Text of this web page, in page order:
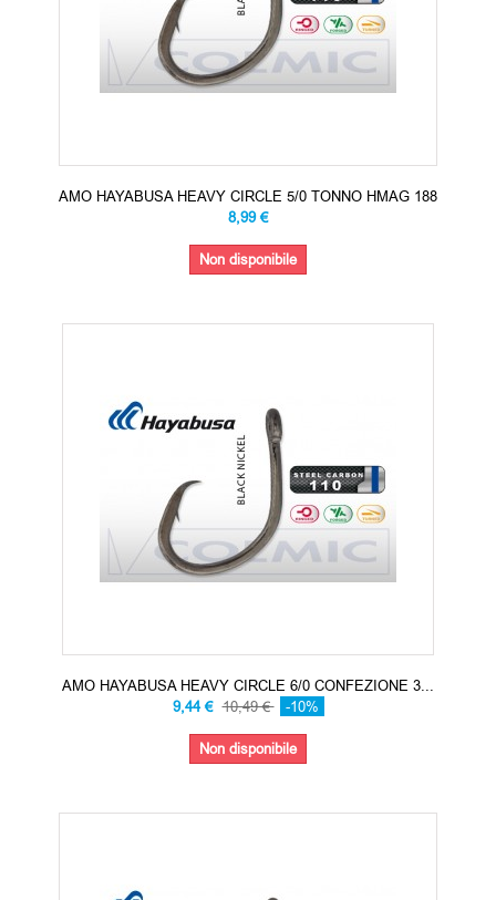
AMO HAYABUSA HEAVY CIRCLE 5/0 TONNO HMAG 188
8,99 €
Non disponibile
AMO HAYABUSA HEAVY CIRCLE 6/0 CONFEZIONE 3...
9,44 € 10,49 € -10%
Non disponibile